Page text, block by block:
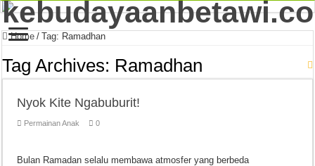
Home / Tag: Ramadhan
Tag Archives: Ramadhan
Nyok Kite Ngabuburit!
Permainan Anak 0
Bulan Ramadan selalu membawa atmosfer yang berbeda